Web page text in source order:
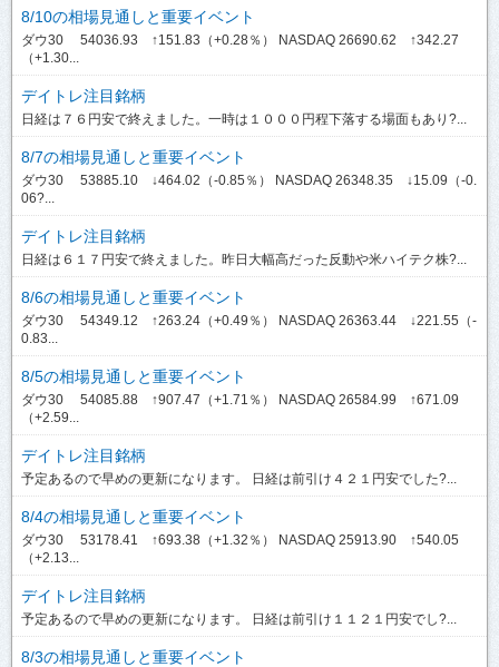
8/10の相場見通しと重要イベント
ダウ30 54036.93 ↑151.83（+0.28％） NASDAQ 26690.62 ↑342.27
（+1.30...
デイトレ注目銘柄
日経は７６円安で終えました。一時は１０００円程下落する場面もあり?...
8/7の相場見通しと重要イベント
ダウ30 53885.10 ↓464.02（-0.85％） NASDAQ 26348.35 ↓15.09（-0.
06?...
デイトレ注目銘柄
日経は６１７円安で終えました。昨日大幅高だった反動や米ハイテク株?...
8/6の相場見通しと重要イベント
ダウ30 54349.12 ↑263.24（+0.49％） NASDAQ 26363.44 ↓221.55（-
0.83...
8/5の相場見通しと重要イベント
ダウ30 54085.88 ↑907.47（+1.71％） NASDAQ 26584.99 ↑671.09
（+2.59...
デイトレ注目銘柄
予定あるので早めの更新になります。 日経は前引け４２１円安でした?...
8/4の相場見通しと重要イベント
ダウ30 53178.41 ↑693.38（+1.32％） NASDAQ 25913.90 ↑540.05
（+2.13...
デイトレ注目銘柄
予定あるので早めの更新になります。 日経は前引け１１２１円安でし?...
8/3の相場見通しと重要イベント